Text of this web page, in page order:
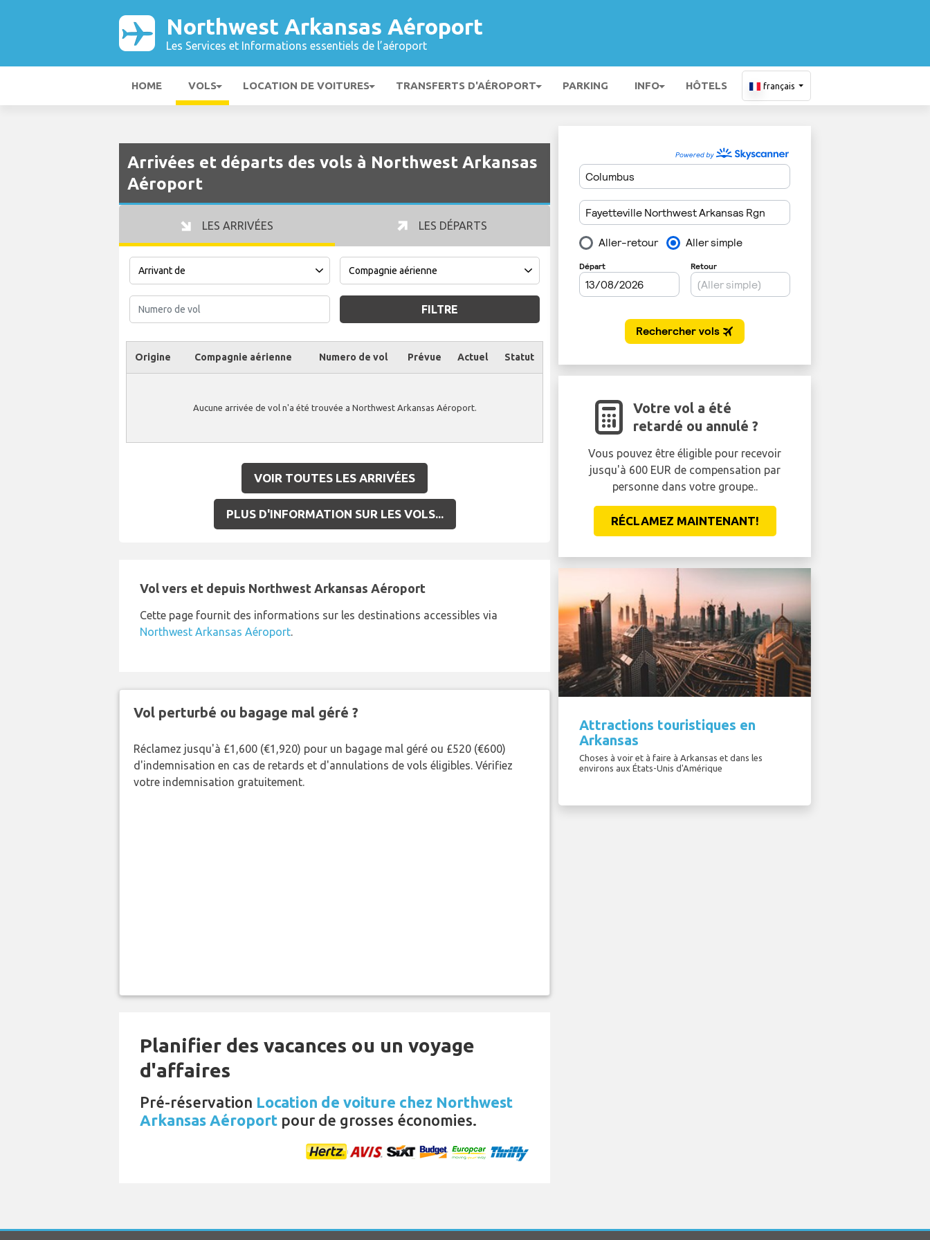
Northwest Arkansas Aéroport
Les Services et Informations essentiels de l’aéroport
HOME VOLS LOCATION DE VOITURES TRANSFERTS D'AÉROPORT PARKING INFO HÔTELS français
Arrivées et départs des vols à Northwest Arkansas
Aéroport
LES ARRIVÉES LES DÉPARTS
FILTRE
Origine Compagnie aérienne Numero de vol Prévue Actuel Statut
Aucune arrivée de vol n'a été trouvée a Northwest Arkansas Aéroport.
VOIR TOUTES LES ARRIVÉES
PLUS D'INFORMATION SUR LES VOLS...
Vol vers et depuis Northwest Arkansas Aéroport
Cette page fournit des informations sur les destinations accessibles via
Northwest Arkansas Aéroport.
Vol perturbé ou bagage mal géré ?
Réclamez jusqu'à £1,600 (€1,920) pour un bagage mal géré ou £520 (€600)
d'indemnisation en cas de retards et d'annulations de vols éligibles. Vérifiez
votre indemnisation gratuitement.
Planifier des vacances ou un voyage
d'affaires
Pré-réservation Location de voiture chez Northwest
Arkansas Aéroport pour de grosses économies.
Votre vol a été
retardé ou annulé ?
Vous pouvez être éligible pour recevoir
jusqu'à 600 EUR de compensation par
personne dans votre groupe..
RÉCLAMEZ MAINTENANT!
Attractions touristiques en
Arkansas
Choses à voir et à faire à Arkansas et dans les
environs aux États-Unis d'Amérique